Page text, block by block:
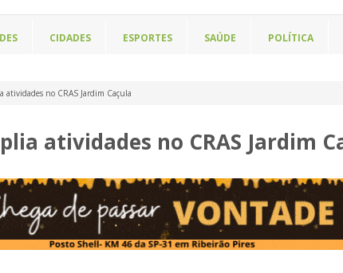
CIDADES ESPORTES SAÚDE POLÍTICA
atividades no CRAS Jardim Caçula
atividades no CRAS Jardim